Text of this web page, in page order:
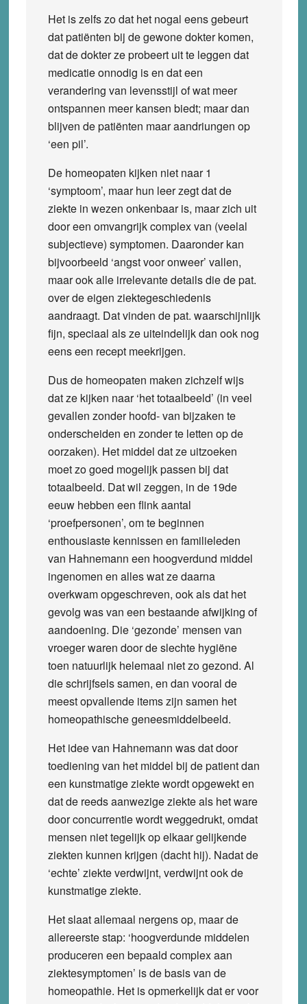
Het is zelfs zo dat het nogal eens gebeurt
dat patiënten bij de gewone dokter komen,
dat de dokter ze probeert uit te leggen dat
medicatie onnodig is en dat een
verandering van levensstijl of wat meer
ontspannen meer kansen biedt; maar dan
blijven de patiënten maar aandriungen op
‘een pil’.
De homeopaten kijken niet naar 1
‘symptoom’, maar hun leer zegt dat de
ziekte in wezen onkenbaar is, maar zich uit
door een omvangrijk complex van (veelal
subjectieve) symptomen. Daaronder kan
bijvoorbeeld ‘angst voor onweer’ vallen,
maar ook alle irrelevante details die de pat.
over de eigen ziektegeschiedenis
aandraagt. Dat vinden de pat. waarschijnlijk
fijn, speciaal als ze uiteindelijk dan ook nog
eens een recept meekrijgen.
Dus de homeopaten maken zichzelf wijs
dat ze kijken naar ‘het totaalbeeld’ (in veel
gevallen zonder hoofd- van bijzaken te
onderscheiden en zonder te letten op de
oorzaken). Het middel dat ze uitzoeken
moet zo goed mogelijk passen bij dat
totaalbeeld. Dat wil zeggen, in de 19de
eeuw hebben een flink aantal
‘proefpersonen’, om te beginnen
enthousiaste kennissen en familieleden
van Hahnemann een hoogverdund middel
ingenomen en alles wat ze daarna
overkwam opgeschreven, ook als dat het
gevolg was van een bestaande afwijking of
aandoening. Die ‘gezonde’ mensen van
vroeger waren door de slechte hygiëne
toen natuurlijk helemaal niet zo gezond. Al
die schrijfsels samen, en dan vooral de
meest opvallende items zijn samen het
homeopathische geneesmiddelbeeld.
Het idee van Hahnemann was dat door
toediening van het middel bij de patient dan
een kunstmatige ziekte wordt opgewekt en
dat de reeds aanwezige ziekte als het ware
door concurrentie wordt weggedrukt, omdat
mensen niet tegelijk op elkaar gelijkende
ziekten kunnen krijgen (dacht hij). Nadat de
‘echte’ ziekte verdwijnt, verdwijnt ook de
kunstmatige ziekte.
Het slaat allemaal nergens op, maar de
allereerste stap: ‘hoogverdunde middelen
produceren een bepaald complex aan
ziektesymptomen’ is de basis van de
homeopathie. Het is opmerkelijk dat er voor